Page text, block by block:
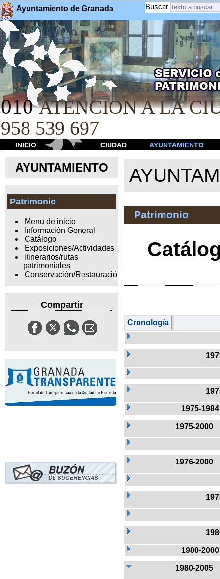
Ayuntamiento de Granada Buscar
010 ATENCION A LA
958 539 697
INICIO CIUDAD AYUNTAMIENTO
AYUNTAMIENTO
Patrimonio
Menu de inicio
Información General
Catálogo
Exposiciones/Actividades
Itinerarios/rutas
patrimoniales
Conservación/Restauración
Compartir
Patrimonio
Cronología
1975-1984
1975-2000
1976-2000
1980-2000
1980-2005